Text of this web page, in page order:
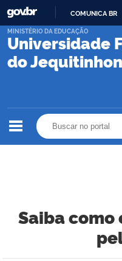
COMUNICA BR
Universidade
do
MINISTÉRIO DA EDUCAÇÃO
Saiba como